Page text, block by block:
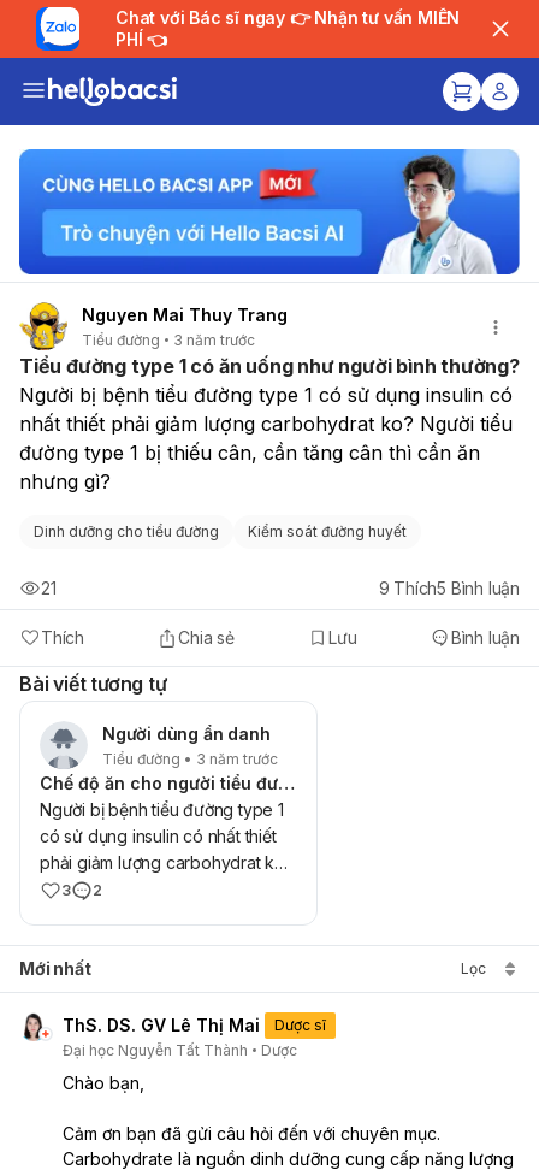
Chat với Bác sĩ ngay 👉 Nhận tư vấn MIỄN
PHÍ 👈
Nguyen Mai Thuy Trang
Tiểu đường 3 năm trước
Tiểu đường type 1 có ăn uống như người bình thường?
Người bị bệnh tiểu đường type 1 có sử dụng insulin có
nhất thiết phải giảm lượng carbohydrat ko? Người tiểu
đường type 1 bị thiếu cân, cần tăng cân thì cần ăn
nhưng gì?
Dinh dưỡng cho tiểu đường Kiểm soát đường huyết
Thích Chia sẻ Lưu Bình luận
21 9 Thích5 Bình luận
Bài viết tương tự
Người dùng ẩn danh
Tiểu đường • 3 năm trước
Chế độ ăn cho người tiểu đường type 1
Người bị bệnh tiểu đường type 1
có sử dụng insulin có nhất thiết
phải giảm lượng carbohydrat ko?
Người tiểu đường type 1 bị thiếu
nhưng gì ạ?
3 2
Mới nhất Lọc
ThS. DS. GV Lê Thị Mai
Dược sĩ
Đại học Nguyễn Tất Thành
Dược
Chào bạn,
Cảm ơn bạn đã gửi câu hỏi đến với chuyên mục.
Carbohydrate là nguồn dinh dưỡng cung cấp năng lượng